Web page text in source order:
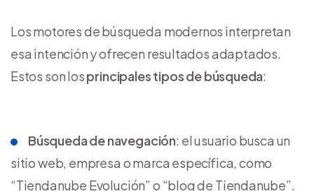
Los motores de búsqueda modernos interpretan
esa intención y ofrecen resultados adaptados.
Estos son losprincipales tipos de búsqueda:
Búsqueda de navegación: el usuario busca un
sitio web, empresa o marca específica, como
“Tiendanube Evolución” o “blog de Tiendanube”.